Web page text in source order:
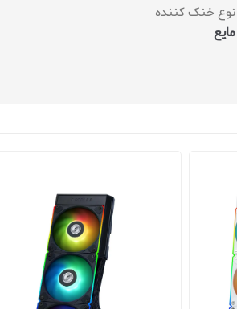
نوع خنک کننده
مایع